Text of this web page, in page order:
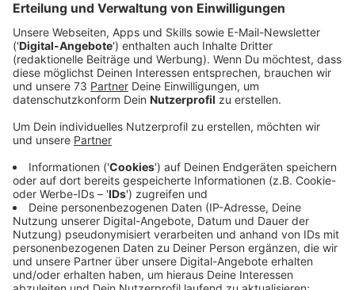
Anzeige
Geht die Klimaanlage nicht an, ist das im Sommer mehr
als nur ärgerlich. Was sollte man tun, wenn dieser Fall
eintrifft? Laura Schere vom ADAC Nordrhein hat einen
einfachen und wirkungsvollen Tipp: "So banal es auch
klingt, aber Stoßlüften ist die beste Methode, um
frische Luft ins Auto zu bekommen", so Scherer. Sie
empfiehlt: "Wenn man allein unterwegs ist, am besten
nur das rechte Fenster öffnen, damit kein Durchzug
entsteht."
Anzeige